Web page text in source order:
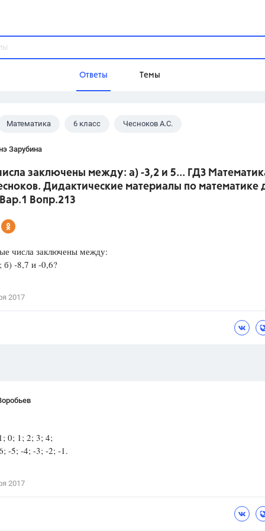
Ответы Темы
Домашнее задание
Школа
Красота,
Математика 6 класс Чесноков А.С.
Зарубина
заключены между: а) -3,2 и 5... ГДЗ
Дидактические материалы по математике
Вопр.213
числа заключены между:
б) -8,7 и -0,6?
2017
-1; 0; 1; 2; 3; 4;
-5; -4; -3; -2; -1.
2017